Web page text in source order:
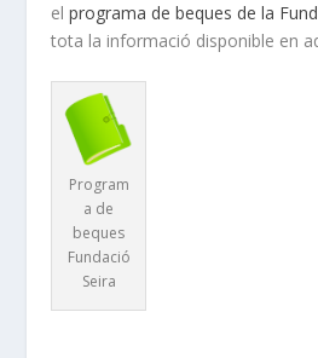
elprograma de beques de la
tota la informació disponible en
Program
a de
beques
Fundació
Seira